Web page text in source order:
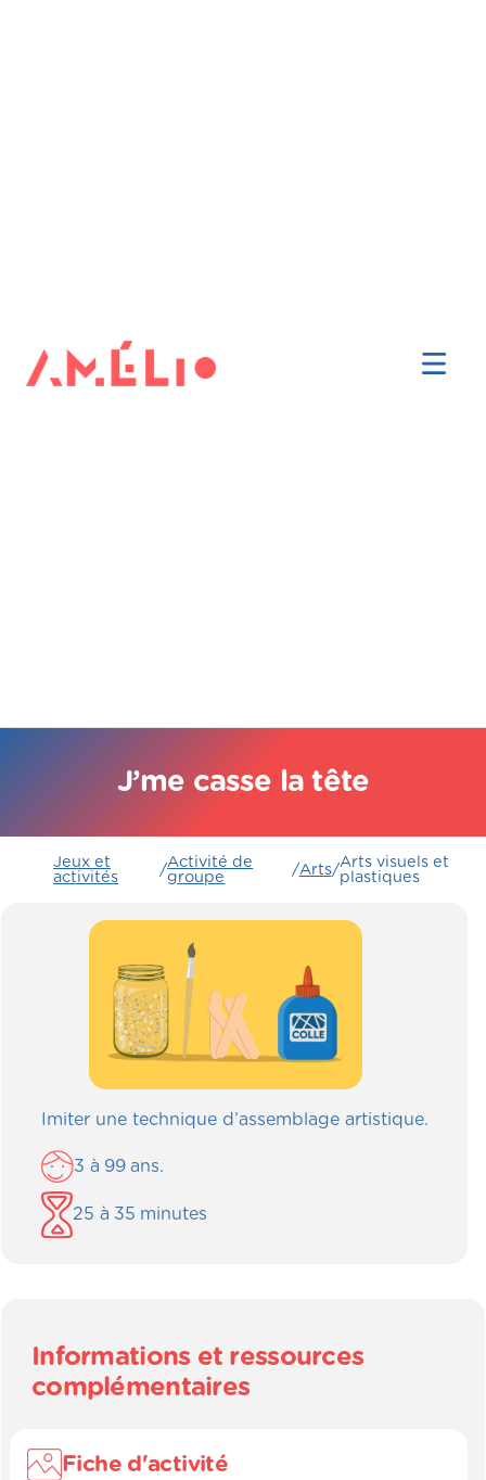
J’me casse la tête
Jeux et
activités
/Activité de
groupe
/Arts/Arts visuels et
plastiques
Imiter une technique d’assemblage artistique.
3 à 99 ans.
25 à 35 minutes
Informations et ressources
complémentaires
Fiche d'activité